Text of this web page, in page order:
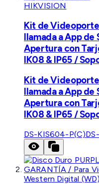
HIKVISION
Kit de
llamada a App
Apertura con
IK08 & IP65 /
Kit de
llamada a App
Apertura con
IK08 & IP65 /
DS-KIS604-P(C)
Western Digital (WD)